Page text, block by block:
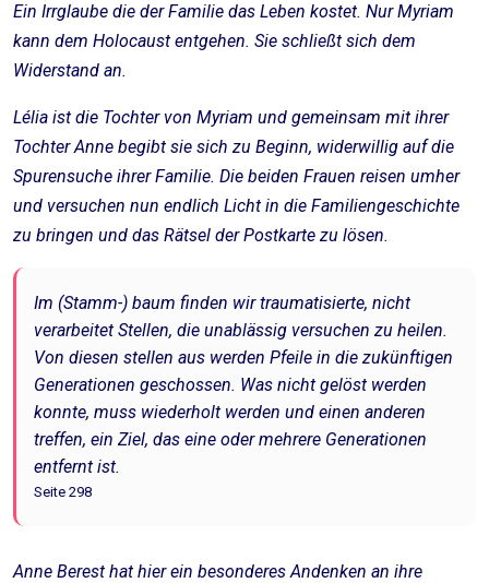
Ein Irrglaube die der Familie das Leben kostet. Nur Myriam
kann dem Holocaust entgehen. Sie schließt sich dem
Widerstand an.
Lélia ist die Tochter von Myriam und gemeinsam mit ihrer
Tochter Anne begibt sie sich zu Beginn, widerwillig auf die
Spurensuche ihrer Familie. Die beiden Frauen reisen umher
und versuchen nun endlich Licht in die Familiengeschichte
zu bringen und das Rätsel der Postkarte zu lösen.
Im (Stamm-) baum finden wir traumatisierte, nicht
verarbeitet Stellen, die unablässig versuchen zu heilen.
Von diesen stellen aus werden Pfeile in die zukünftigen
Generationen geschossen. Was nicht gelöst werden
konnte, muss wiederholt werden und einen anderen
treffen, ein Ziel, das eine oder mehrere Generationen
entfernt ist.
Seite 298
Anne Berest hat hier ein besonderes Andenken an ihre